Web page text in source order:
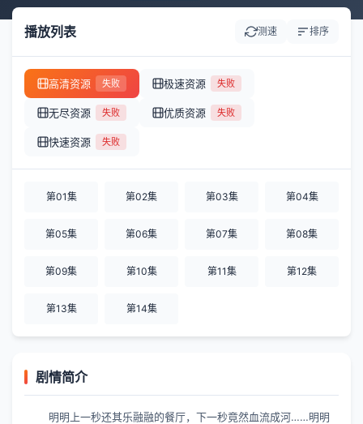
播放列表 测速 排序
高清资源 失败 极速资源 失败
无尽资源 失败 优质资源 失败
快速资源 失败
第01集 第02集 第03集 第04集
第05集 第06集 第07集 第08集
第09集 第10集 第11集 第12集
第13集 第14集
剧情简介
明明上一秒还其乐融融的餐厅，下一秒竟然血流成河……明明